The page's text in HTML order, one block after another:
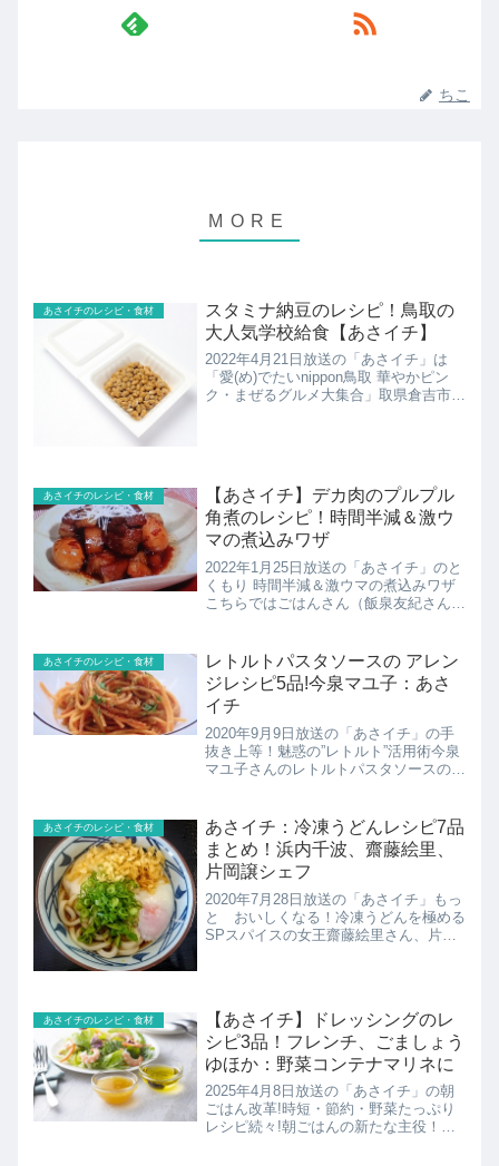
ちこ
あさイチのレシピ・食材
スタミナ納豆のレシピ！鳥取の
大人気学校給食【あさイチ】
2022年4月21日放送の「あさイチ」は
「愛(め)でたいnippon鳥取 華やかピン
ク・まぜるグルメ大集合」取県倉吉市の
あさイチのレシピ・食材
【あさイチ】デカ肉のプルプル
角煮のレシピ！時間半減＆激ウ
マの煮込みワザ
2022年1月25日放送の「あさイチ」のと
くもり 時間半減＆激ウマの煮込みワザ
こちらではごはんさん（飯泉友紀さん）
あさイチのレシピ・食材
レトルトパスタソースの アレン
ジレシピ5品!今泉マユ子：あさ
イチ
2020年9月9日放送の「あさイチ」の手
抜き上等！魅惑の”レトルト”活用術今泉
マユ子さんのレトルトパスタソースのア
あさイチのレシピ・食材
あさイチ：冷凍うどんレシピ7品
まとめ！浜内千波、齋藤絵里、
片岡譲シェフ
2020年7月28日放送の「あさイチ」もっ
と おいしくなる！冷凍うどんを極める
SPスパイスの女王齋藤絵里さん、片岡
あさイチのレシピ・食材
【あさイチ】ドレッシングのレ
シピ3品！フレンチ、ごましょう
ゆほか：野菜コンテナマリネに
2025年4月8日放送の「あさイチ」の朝
ごはん改革!時短・節約・野菜たっぷり
レシピ続々!朝ごはんの新たな主役！？